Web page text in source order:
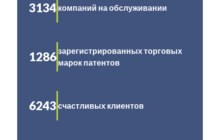
3134 компаний на обслуживании
1286зарегистрированных торговых
марок патентов
6243 счастливых клиентов